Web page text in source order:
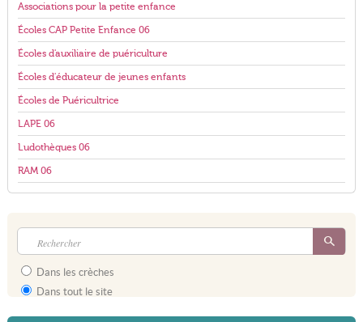
Associations pour la petite enfance
Écoles CAP Petite Enfance 06
Écoles d'auxiliaire de puériculture
Écoles d'éducateur de jeunes enfants
Écoles de Puéricultrice
LAPE 06
Ludothèques 06
RAM 06
Dans les crèches
Dans tout le site